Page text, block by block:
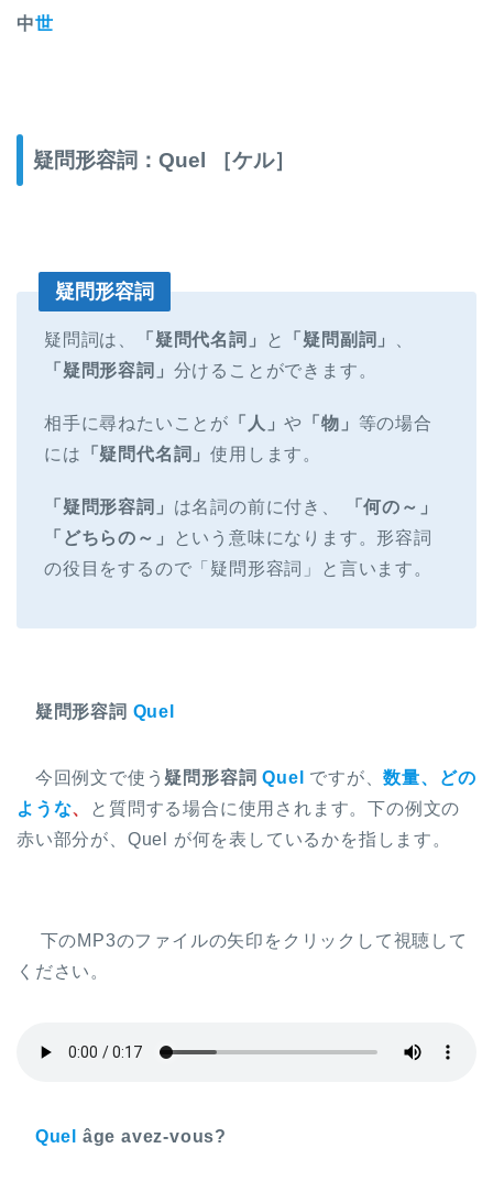
中世
疑問形容詞：Quel ［ケル］
疑問形容詞
疑問詞は、 「疑問代名詞」 と 「疑問副詞」
「疑問形容詞」 分けることができます。
相手に尋ねたいことが 「人」や 「物」 等の場合
には 「疑問代名詞」使用します。
「疑問形容詞」 は名詞の前に付き、
「何の～」
「どちらの～」
という意味になります。形容詞
の役目をするので「疑問形容詞」と言います。
疑問形容詞 Quel
今回例文で使う 疑問形容詞 Quel ですが、数量、どの
ような、
と質問する場合に使用されます。下の例文の
赤い部分が、Quel が何を表しているかを指します。
下のMP3のファイルの矢印をクリックして視聴して
ください。
Quel âge avez-vous?